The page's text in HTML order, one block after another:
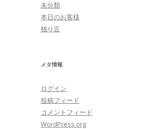
未分類
本日のお客様
独り言
メタ情報
ログイン
投稿フィード
コメントフィード
WordPress.org